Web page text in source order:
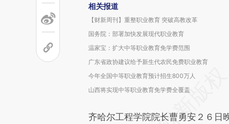
相关报道
【财新周刊】重整职业教育 突破高教改革
国务院：部署加快发展现代职业教育
温家宝：扩大中等职业教育免学费范围
广东省政协建议给予新生代农民免费职业教育
今年全国中等职业教育预计招生800万人
山西将实现中等职业教育免学费全覆盖
齐哈尔工程学院院长曹勇安２６日